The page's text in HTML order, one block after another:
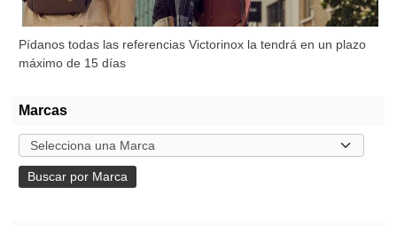
Pídanos todas las referencias Victorinox la tendrá en un plazo
máximo de 15 días
Marcas